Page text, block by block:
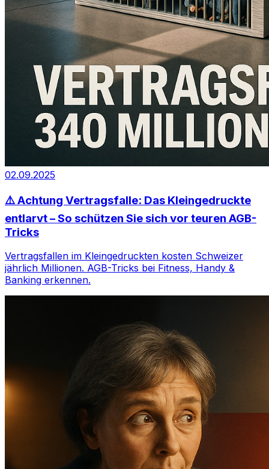
02.09.2025
⚠️ Achtung Vertragsfalle: Das Kleingedruckte
entlarvt – So schützen Sie sich vor teuren AGB-
Tricks
Vertragsfallen im Kleingedruckten kosten Schweizer
jährlich Millionen. AGB-Tricks bei Fitness, Handy &
Banking erkennen.